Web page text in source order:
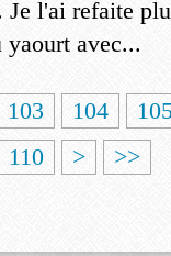
Je l'ai refaite
avec...
103 104
110 > >>